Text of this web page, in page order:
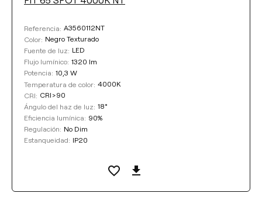
Referencia: A3560112NT
Color: Negro Texturado
Fuente de luz: LED
Flujo lumínico: 1320 lm
Potencia: 10,3 W
Temperatura de color: 4000K
CRI: CRI>90
Ángulo del haz de luz: 18°
Eficiencia lumínica: 90%
Regulación: No Dim
Estanqueidad: IP20